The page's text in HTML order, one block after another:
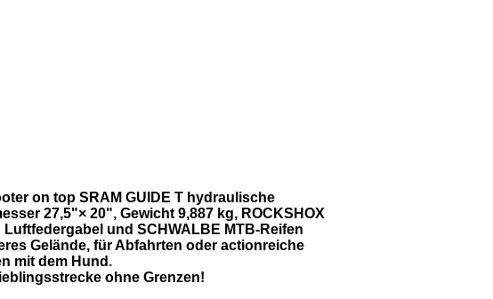
on top SRAM GUIDE T hydraulische
27,5"× 20", Gewicht 9,887 kg, ROCKSHOX
und SCHWALBE MTB-Reifen
Gelände, für Abfahrten oder actionreiche
mit dem Hund.
ohne Grenzen!